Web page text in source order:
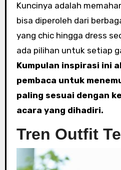
Kuncinya adalah
bisa diperoleh dari
yang chic hingga dress
ada pilihan untuk setiap
Kumpulan inspirasi ini
pembaca untuk
paling sesuai dengan
acara yang dihadiri.
Tren Outfit